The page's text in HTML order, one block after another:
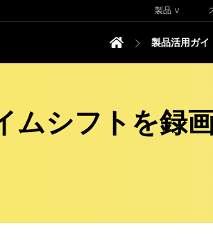
製品 ∨
製品活用ガイ
ムシフトを録